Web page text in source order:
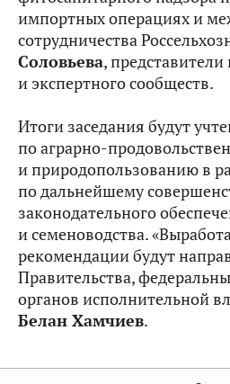
импортных операциях и
сотрудничества
Соловьева,
и экспертного сообществ.
Итоги заседания будут
по аграрно-
и природопользованию в
по дальнейшему
законодательного
и семеноводства.
рекомендации будут
Правительства,
органов исполнительной
Белан Хамчиев.